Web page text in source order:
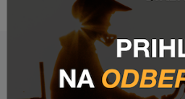
POSLEDNÉ PRIDANÉ PRODUKTY